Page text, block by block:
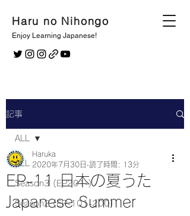
Haru no Nihongo
Enjoy Learning Japanese!
記事
ALL
Season3 (EP201-)
Season2 (EP-101-200)
ALL
EP-11 日本の夏うた
Japanese Summer
Haruka
2020年7月30日 読了時間: 13分